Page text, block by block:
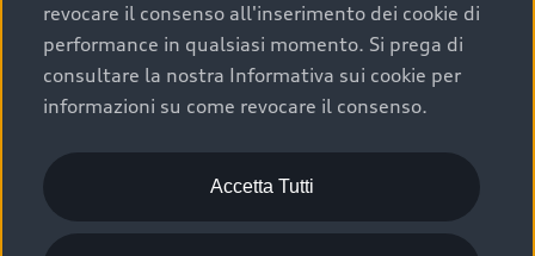
Acquistare un’auto usata in una Concessionaria ufficiale
Audi che offre l’usato garantito tramite Audi Prima
Scelta :plus, significa affidarsi ad un prodotto che viene
sottoposto a 110 controlli approfonditi e coperto da
garanzia fino a 4 anni per una maggiore tutela del tuo
acquisto.
revocare il consenso all'inserimento dei cookie di
performance in qualsiasi momento. Si prega di
consultare la nostra Informativa sui cookie per
informazioni su come revocare il consenso.
Accetta Tutti